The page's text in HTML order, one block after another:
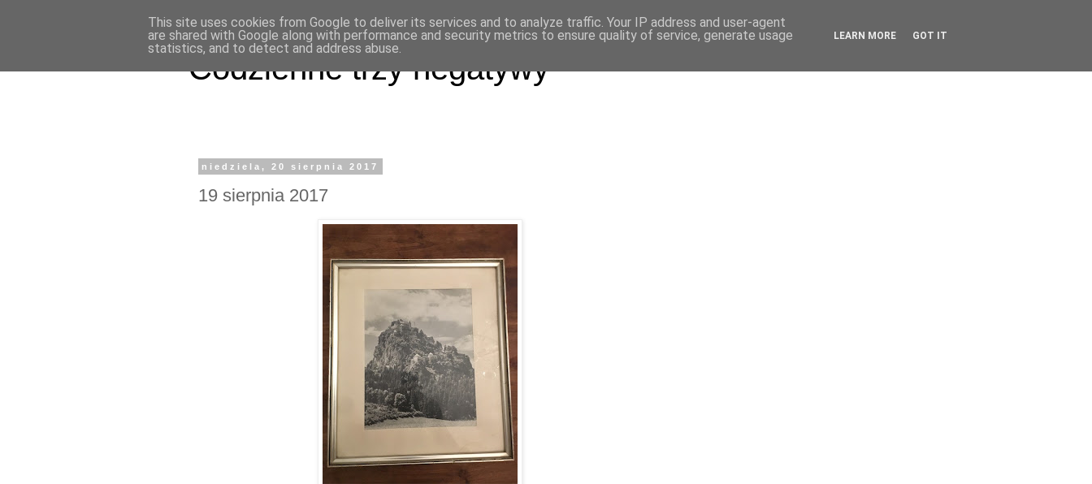
Codzienne trzy negatywy
niedziela, 20 sierpnia 2017
19 sierpnia 2017
This site uses cookies from Google to deliver its services and to analyze traffic. Your IP address and user-agent
are shared with Google along with performance and security metrics to ensure quality of service, generate usage
statistics, and to detect and address abuse.
LEARN MORE GOT IT